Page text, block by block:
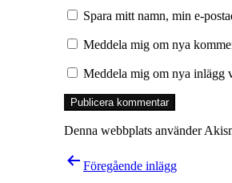
Spara mitt namn, min e-
Meddela mig om nya
Meddela mig om nya inlägg
Denna webbplats använder
Inläggsnavigering
Föregående inlägg